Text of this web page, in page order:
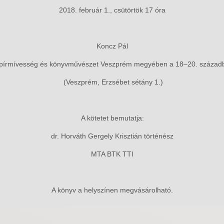
2018. február 1., csütörtök 17 óra
Koncz Pál
és könyvművészet Veszprém megyében a 18–20.
(Veszprém, Erzsébet sétány 1.)
A kötetet bemutatja:
dr. Horváth Gergely Krisztián történész
MTA BTK TTI
A könyv a helyszínen megvásárolható.